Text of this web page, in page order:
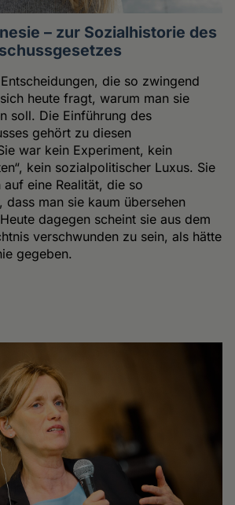
– zur Sozialhistorie des
die so zwingend
heute fragt, warum man sie
soll. Die Einführung des
gehört zu diesen
war kein Experiment, kein
kein sozialpolitischer Luxus. Sie
eine Realität, die so
dass man sie kaum übersehen
dagegen scheint sie aus dem
verschwunden zu sein, als hätte
gegeben.